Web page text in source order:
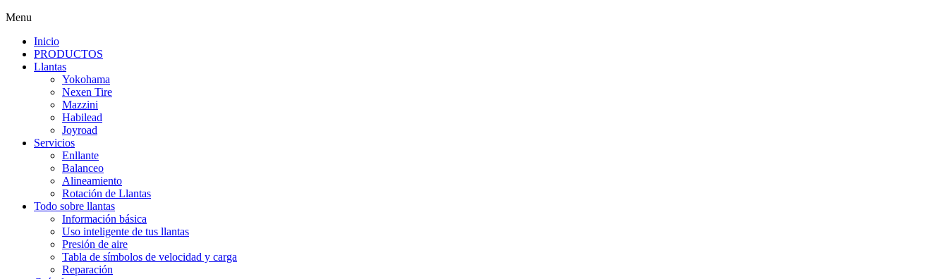
Menu
Inicio
PRODUCTOS
Llantas
Yokohama
Nexen Tire
Mazzini
Habilead
Joyroad
Servicios
Enllante
Balanceo
Alineamiento
Rotación de Llantas
Todo sobre llantas
Información básica
Uso inteligente de tus llantas
Presión de aire
Tabla de símbolos de velocidad y carga
Reparación